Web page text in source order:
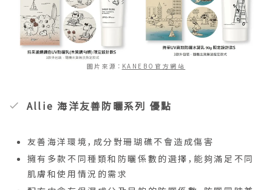
圖片來源： KANEBO官方網站
Allie 海洋友善防曬系列 優點
友善海洋環境，成分對珊瑚礁不會造成傷害
擁有多款不同種類和防曬係數的選擇，能夠滿足不同
肌膚和使用情況的需求